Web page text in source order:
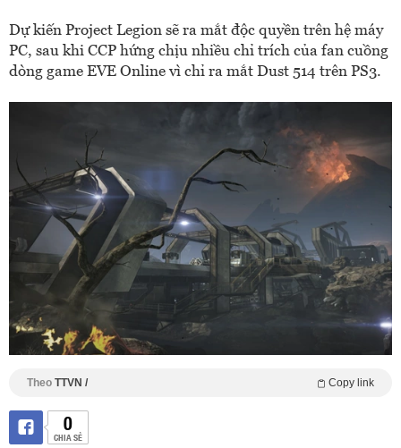
Dự kiến Project Legion sẽ ra mắt độc quyền trên hệ máy
PC, sau khi CCP hứng chịu nhiều chỉ trích của fan cuồng
dòng game EVE Online vì chỉ ra mắt Dust 514 trên PS3.
Theo TTVN / Copy link
0
CHIA SẺ